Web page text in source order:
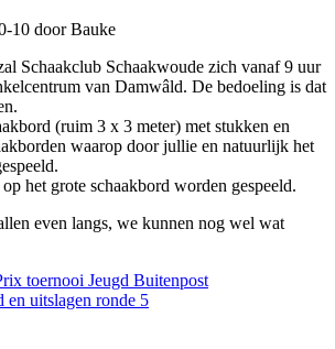
10 doorBauke
Schaakclub Schaakwoude zich vanaf 9 uur
van Damwâld. De bedoeling is dat
(ruim 3 x 3 meter) met stukken en
waarop door jullie en natuurlijk het
het grote schaakbord worden gespeeld.
even langs, we kunnen nog wel wat
toernooi Jeugd Buitenpost
en uitslagen ronde 5